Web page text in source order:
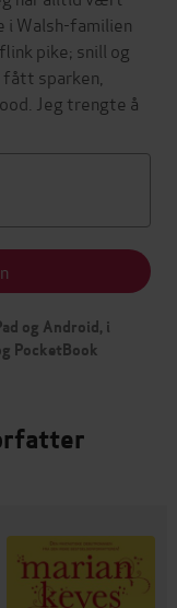
i Walsh-familien
pike; snill og
sparken,
Jeg trengte å
og Android, i
PocketBook